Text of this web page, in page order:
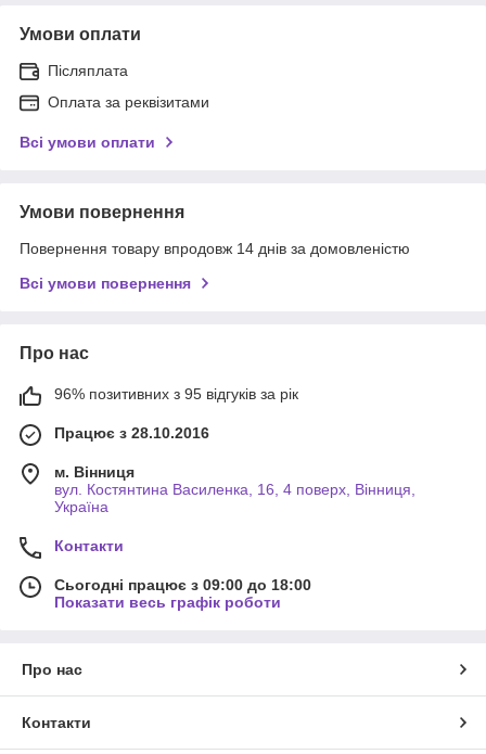
Умови оплати
Післяплата
Оплата за реквізитами
Всі умови оплати
Умови повернення
Повернення товару впродовж 14 днів за домовленістю
Всі умови повернення
Про нас
96% позитивних з 95 відгуків за рік
Працює з 28.10.2016
м. Вінниця
вул. Костянтина Василенка, 16, 4 поверх, Вінниця,
Україна
Контакти
Сьогодні працює з 09:00 до 18:00
Показати весь графік роботи
Про нас
Контакти